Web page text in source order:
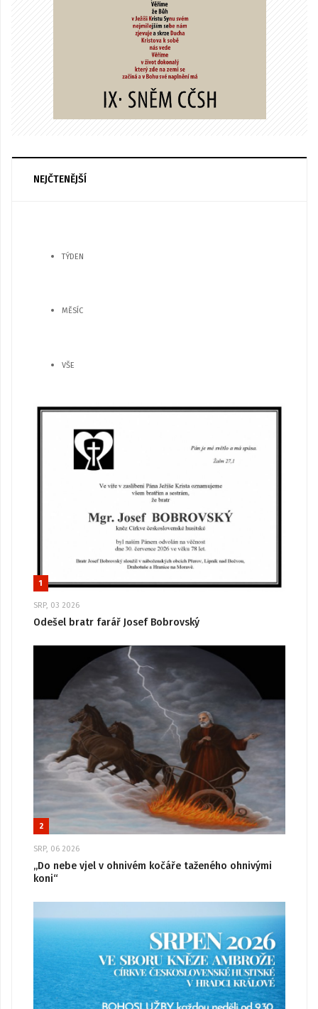
NEJČTENĚJŠÍ
TÝDEN
MĚSÍC
VŠE
1
SRP, 03 2026
Odešel bratr farář Josef Bobrovský
2
SRP, 06 2026
„Do nebe vjel v ohnivém kočáře taženého ohnivými
koni“